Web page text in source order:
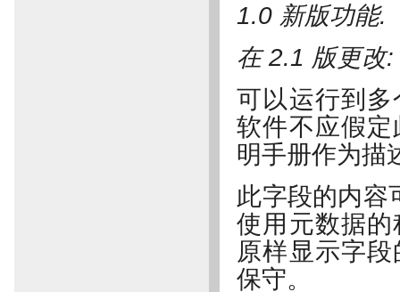
1.0 新版功能.
在 2.1 版更改
可以运行到
软件不应假
明手册作为描
此字段的内容
使用元数据
原样显示字
保守。